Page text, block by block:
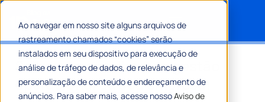
Ao navegar em nosso site alguns arquivos de
rastreamento chamados “cookies” serão
instalados em seu dispositivo para execução de
análise de tráfego de dados, de relevância e
personalização de conteúdo e endereçamento de
anúncios. Para saber mais, acesse nossoAviso de
Saiba como melhorar a gestão
operacional da sua empresa!